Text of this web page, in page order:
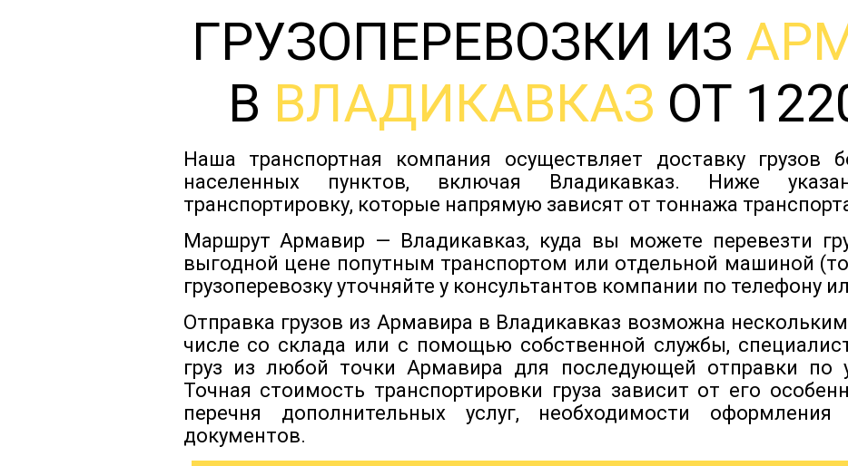
ГРУЗОПЕРЕВОЗКИ ИЗ
В ВЛАДИКАВКАЗ ОТ
Наша транспортная компания осуществляет доставку
населенных пунктов, включая Владикавказ. Ниже
транспортировку, которые напрямую зависят от тоннажа
Маршрут Армавир — Владикавказ, куда вы можете перевезти
выгодной цене попутным транспортом или отдельной машиной
грузоперевозку уточняйте у консультантов компании по телефону
Отправка грузов из Армавира в Владикавказ возможна
числе со склада или с помощью собственной службы,
груз из любой точки Армавира для последующей отправки по
Точная стоимость транспортировки груза зависит от его
перечня дополнительных услуг, необходимости оформления
документов.